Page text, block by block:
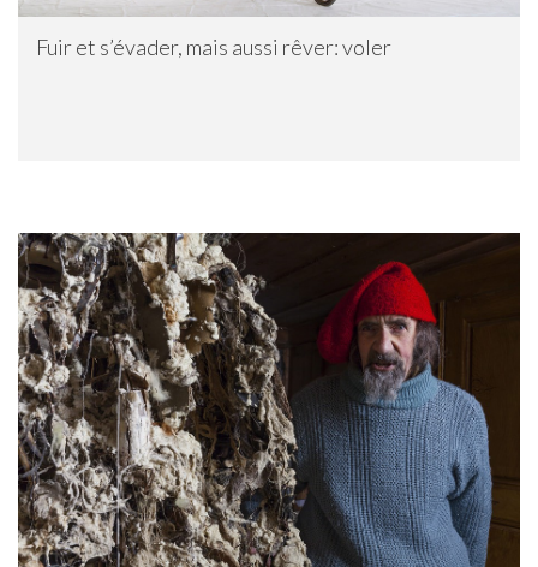
Fuir et s’évader, mais aussi rêver: voler